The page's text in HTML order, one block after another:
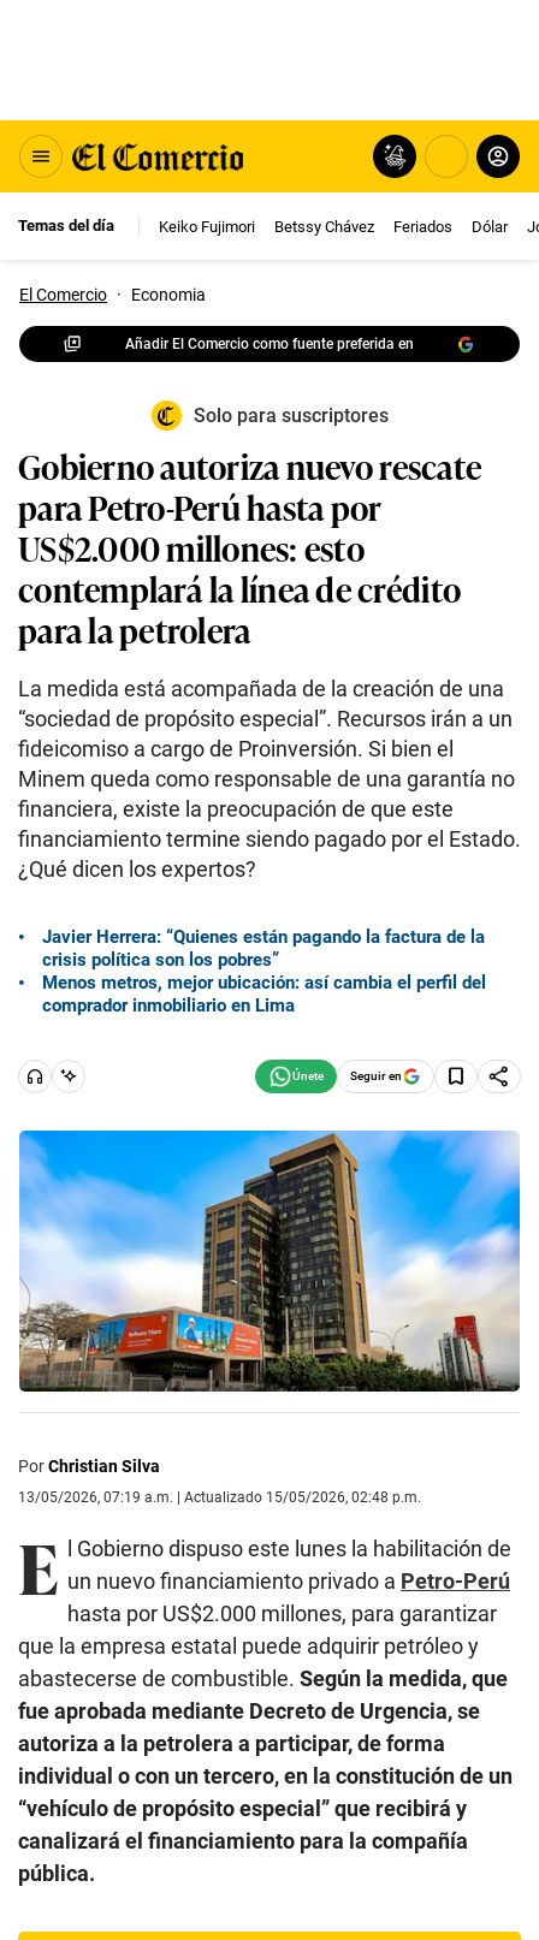
Temas del día Keiko Fujimori Betssy Chávez Feriados Dólar
El Comercio · Economia
Añadir El Comercio como fuente preferida en
Solo para suscriptores
Gobierno autoriza nuevo rescate
para Petro-Perú hasta por
US$2.000 millones: esto
contemplará la línea de crédito
para la petrolera
La medida está acompañada de la creación de una
“sociedad de propósito especial”. Recursos irán a un
fideicomiso a cargo de Proinversión. Si bien el
Minem queda como responsable de una garantía no
financiera, existe la preocupación de que este
financiamiento termine siendo pagado por el Estado.
¿Qué dicen los expertos?
Javier Herrera: “Quienes están pagando la factura de la
crisis política son los pobres”
Menos metros, mejor ubicación: así cambia el perfil del
comprador inmobiliario en Lima
Seguir en
PorChristian Silva
13/05/2026, 07:19 a.m. | Actualizado 15/05/2026, 02:48 p.m.
E
l Gobierno dispuso este lunes la habilitación de
un nuevo financiamiento privado a Petro-Perú
hasta por US$2.000 millones, para garantizar
que la empresa estatal puede adquirir petróleo y
abastecerse de combustible. Según la medida, que
fue aprobada mediante Decreto de Urgencia, se
autoriza a la petrolera a participar, de forma
individual o con un tercero, en la constitución de un
“vehículo de propósito especial” que recibirá y
canalizará el financiamiento para la compañía
pública.